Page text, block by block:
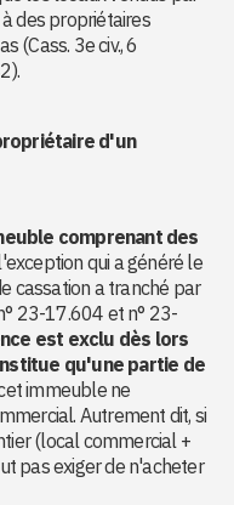
des propriétaires
(Cass. 3e civ., 6
d'un
comprenant des
qui a généré le
cassation a tranché par
23-17.604 et n° 23-
est exclu dès lors
qu'une partie de
immeuble ne
Autrement dit, si
(local commercial +
pas exiger de n'acheter